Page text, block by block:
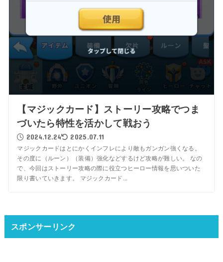
【マジックカード】ストーリー攻略でつま
づいたら特性を活かして戦おう
2024.12.24 2025.07.11
マジックカードはとにかくインフレにより敵もガンガン強くなる。
その度に（ルーン）（装備）強化などするけど攻略が難しい。 なの
で、今回はストーリー攻略の際に役立つヒーロー情報を思いついた
限り書いていきます。 マジックカード...
スポンサーリンク